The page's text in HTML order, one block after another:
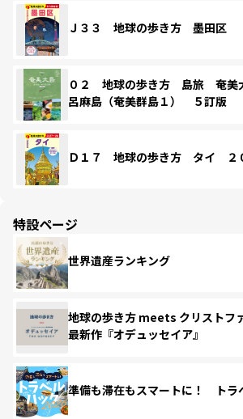
Ｊ３３ 地球の歩き方 墨田区
０２ 地球の歩き方 島旅 奄
呂麻島（奄美群島１） ５訂版
Ｄ１７ 地球の歩き方 タイ ２
特設ページ
世界遺産ランキング
地球の歩き方 meets クリストフ
最新作『オデュッセイア』
準備も滞在もスマートに！ トラ